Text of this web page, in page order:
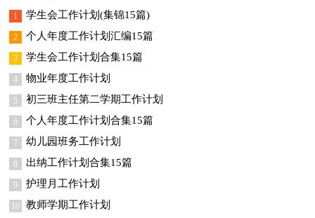
1 学生会工作计划(集锦15篇)
2 个人年度工作计划汇编15篇
3 学生会工作计划合集15篇
4 物业年度工作计划
5 初三班主任第二学期工作计划
6 个人年度工作计划合集15篇
7 幼儿园班务工作计划
8 出纳工作计划合集15篇
9 护理月工作计划
10 教师学期工作计划